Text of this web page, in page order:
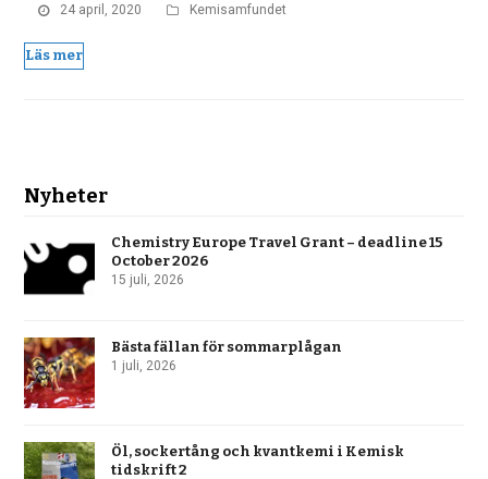
24 april, 2020 Kemisamfundet
Läs mer
Nyheter
Chemistry Europe Travel Grant – deadline 15
October 2026
15 juli, 2026
Bästa fällan för sommarplågan
1 juli, 2026
Öl, sockertång och kvantkemi i Kemisk
tidskrift 2